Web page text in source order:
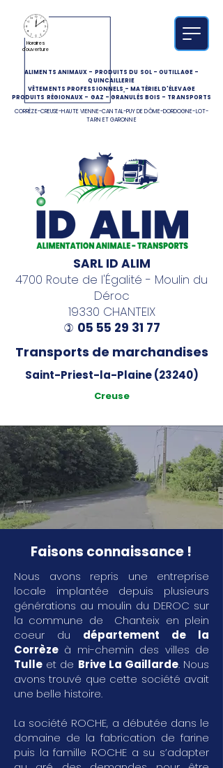
ALIMENTS ANIMAUX - PRODUITS DU SOL-OUTILLAGE-
QUINCAILLERIE
VÊTEMENTS PROFESSIONNELS -MATÉRIEL D'ÉLEVAGE
PRODUITS RÉGIONAUX - GAZ -GRANULÉS BOIS - TRANSPORTS
CORRÈZE-CREUSE-HAUTE VIENNE-CANTAL-PUY DE DÔME-DORDOGNE-LOT-
TARN ET GARONNE
Horaires
d'ouverture
SARL ID ALIM
4700 Route de l'Égalité - Moulin du
Déroc
19330 CHANTEIX
) 05 55 29 31 77
Transports de marchandises
Saint-Priest-la-Plaine (23240)
Creuse
Faisons connaissance !
Nous avons repris une entreprise
locale implantée depuis plusieurs
générations au moulin du DEROC sur
la commune de Chanteix en plein
coeur du département de la
Corrèze à mi-chemin des villes de
Tulle et de Brive La Gaillarde. Nous
avons trouvé que cette société avait
une belle histoire.
La société ROCHE, a débutée dans le
domaine de la fabrication de farine
puis la famille ROCHE a su s’adapter